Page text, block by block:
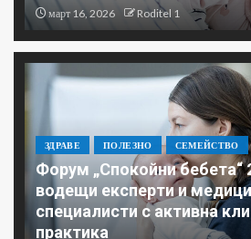
март 16, 2026 Roditel 1
ЗДРАВЕ ПОЛЕЗНО СЕМЕЙСТВО
Форум „Спокойни бебета“
водещи експерти и
специалисти с активна
практика